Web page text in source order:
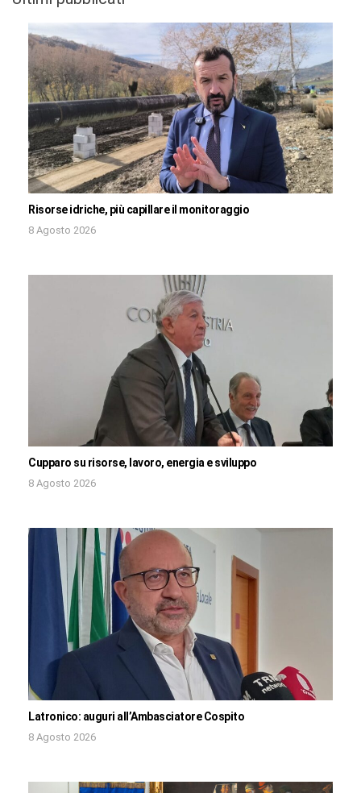
Risorse idriche, più capillare il monitoraggio
8 Agosto 2026
Cupparo su risorse, lavoro, energia e sviluppo
8 Agosto 2026
Latronico: auguri all’Ambasciatore Cospito
8 Agosto 2026